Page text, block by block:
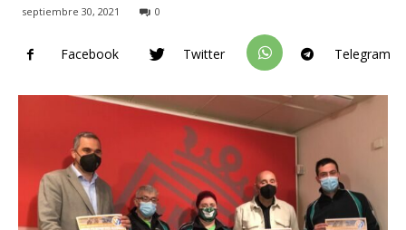
septiembre 30, 2021 0
Facebook Twitter Telegram